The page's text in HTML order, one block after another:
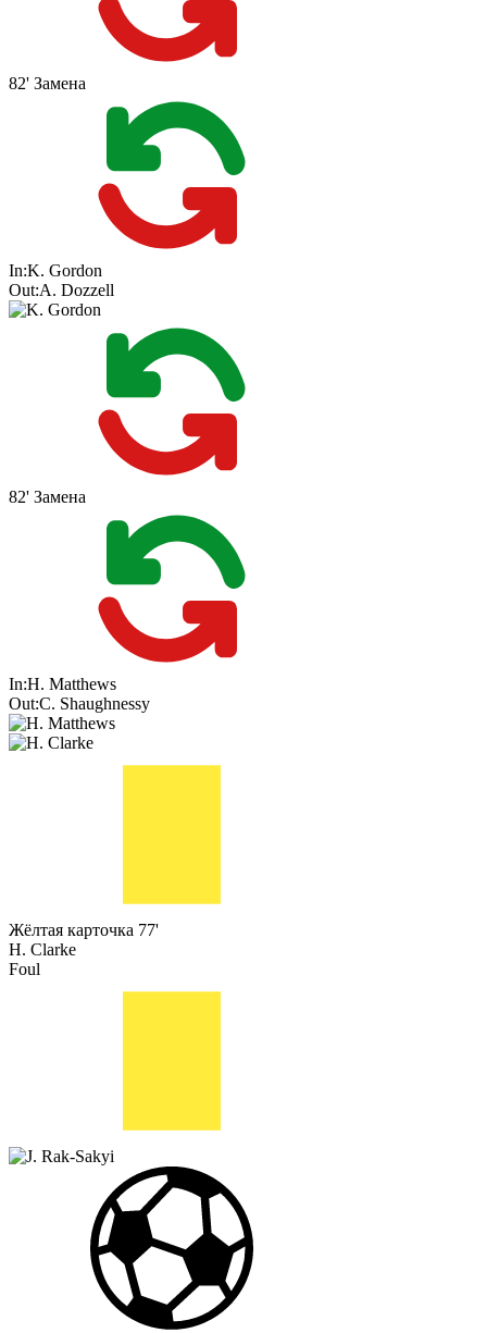
82' Замена
In:K. Gordon
Out:A. Dozzell
82' Замена
In:H. Matthews
Out:C. Shaughnessy
Жёлтая карточка 77'
H. Clarke
Foul